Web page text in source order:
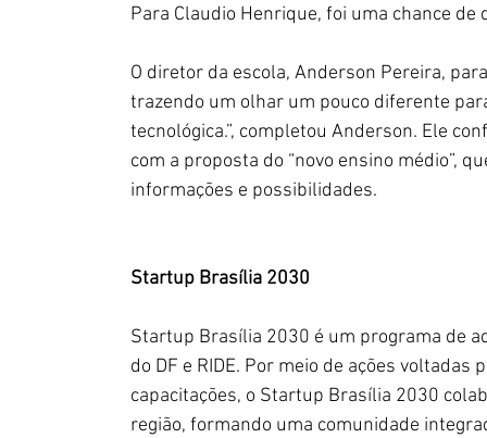
Para Claudio Henrique, foi uma chance
O diretor da escola, Anderson Pereira,
trazendo um olhar um pouco diferente
tecnológica.”, completou Anderson. Ele
com a proposta do “novo ensino médio”,
informações e possibilidades.
Startup Brasília 2030
Startup Brasília 2030 é um programa de
do DF e RIDE. Por meio de ações
capacitações, o Startup Brasília 2030
região, formando uma comunidade